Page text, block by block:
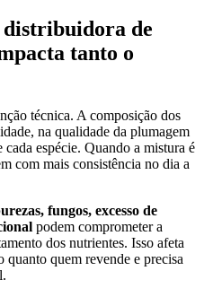
distribuidora de
tanto o
técnica. A composição dos
na qualidade da plumagem
espécie. Quando a mistura é
com mais consistência no dia a
fungos, excesso de
podem comprometer a
dos nutrientes. Isso afeta
quanto quem revende e precisa